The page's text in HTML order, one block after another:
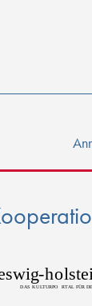
-ho
D AS KULTURPO RTAL FÜR